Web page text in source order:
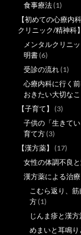
食事療法(1)
【初めての心療内
クリニック/精神科】
メンタルクリニ
明書(6)
受診の流れ(1)
心療内科に行く
おきたい大切なこ
【子育て】
(3)
子供の「生きて
育て方(3)
【漢方薬】
(17)
女性の体調不良
漢方薬による治療
こむら返り、
方(1)
じんま疹と漢
めまいと耳鳴